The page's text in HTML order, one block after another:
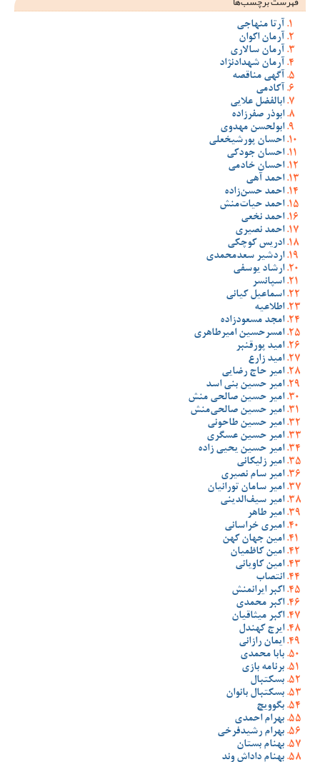
آرتا منهاجی
آرمان اکوان
آرمان سالاری
آرمان شهدادنژاد
آگهی مناقصه
آکادمی
ابالفضل علایی
ابوذر صفرزاده
ابولحسن مهدوی
احسان پورشیخعلی
احسان جودکی
احسان خادمی
احمد آهی
احمد حسن‌زاده
احمد حیات‌منش
احمد نخعی
احمد نصیری
ادریس کوچکی
اردشیر سعدمحمدی
ارشاد یوسفی
اسپانسر
اسماعیل کیانی
اطلاعیه
امجد مسعودزاده
امسرحسین امیرطاهری
امید پورقنبر
امید زارع
امیر حاج رضایی
امیر حسین بنی اسد
امیر حسین صالحی منش
امیر حسین صالحی‌منش
امیر حسین طاحونی
امیر حسین عسگری
امیر حسین یحیی زاده
امیر زلیکانی
امیر سام نصیری
امیر سامان تورانیان
امیر سیف‌الدینی
امیر طاهر
امیری خراسانی
امین جهان کهن
امین کاظمیان
امین کاویانی
انتصاب
اکبر ایرانمنش
اکبر محمدی
اکبر میثاقیان
ایرج کهندل
ایمان رازانی
بابا محمدی
برنامه بازی
بسکتبال
بسکتبال بانوان
بگوویچ
بهرام احمدی
بهرام رشیدفرخی
بهنام بستان
بهنام داداش وند